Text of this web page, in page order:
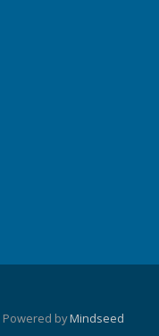
Powered byMindseed